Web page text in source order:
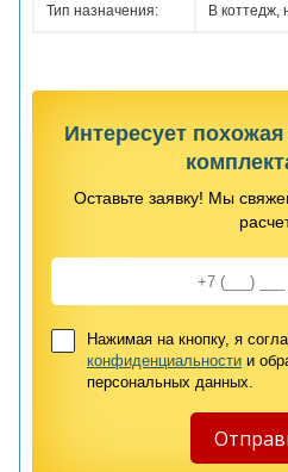
Тип назначения: В коттедж,
Интересует
Оставьте заявку! Мы
Нажимая на кнопку, я
конфиденциальности и
персональных данных.